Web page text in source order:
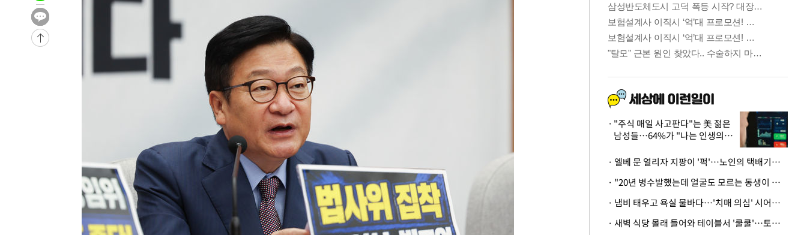
-14971초 전 >
선재도서 해루질 나섰다 실종 60대, 닷새 만에 숨진 채 발견
-12505초 전 >
남자 농구, 나고야 아시안게임서 '홈팀' 일본과 한일전
-11881초 전 >
여수 오동도 해상서 모터보트 전복…1명 사망·1명 실종
극한폭염 한풀 꺾이지만…'낮 최고 35도' 무더위, 열대야 계속[다음
축구협회 "압수수색·성접대 논란 사과…쇄신의 기회로 삼겠다"
[속보]'압수수색·성접대 논란' 축구협회 "실망과 걱정 안겨드려 죄
'최고 37도' 폭염 지속…강원동해안 최대 150㎜ 비
[속보]뉴욕증시 상승 마감…S&P 0.6% 나스닥 1.3%↑
"주식 매일 사고판다"는 美 젊은
남성들…64%가 "나는 인생의
· 엘베 문 열리자 지팡이 '퍽'…노인의 택배기사 폭행 이유
· "20년 병수발했는데 얼굴도 모르는 동생이 유산 절반을"…배다른 형제 상속권 있을까
· 냄비 태우고 욕실 물바다…'치매 의심' 시어머니 검사 권유했다가 '날벼락'
· 새벽 식당 몰래 들어와 테이블서 '쿨쿨'…토사물 남기고 사라진 남성